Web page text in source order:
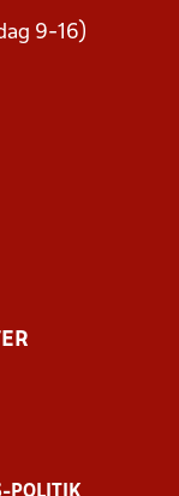
9-16)